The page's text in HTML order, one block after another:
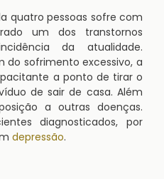
quatro pessoas sofre com
um dos transtornos
da atualidade.
do sofrimento excessivo, a
a ponto de tirar o
de sair de casa. Além
a outras doenças.
diagnosticados, por
depressão.